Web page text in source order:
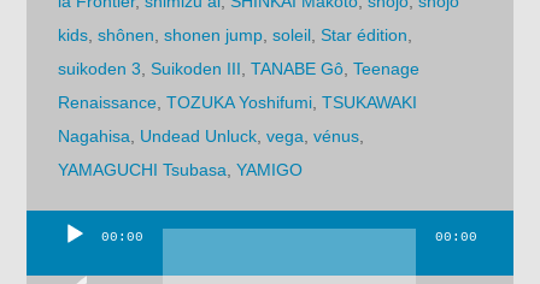
kids ,shônen ,shonen jump ,soleil ,Star édition
suikoden 3 ,Suikoden III ,TANABE Gô ,Teenage
Renaissance ,TOZUKA Yoshifumi ,TSUKAWAKI
Nagahisa
Undead Unluck ,vega ,vénus
YAMAGUCHI Tsubasa ,YAMIGO
00:00 00:00